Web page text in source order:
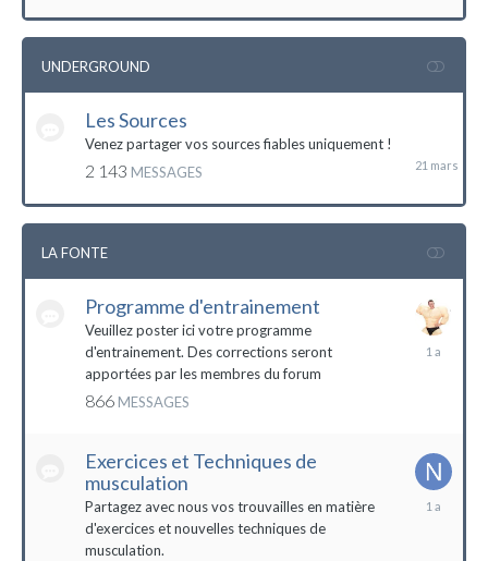
UNDERGROUND
Les Sources
Venez partager vos sources fiables uniquement !
2 143 MESSAGES
LA FONTE
Programme d'entrainement
Veuillez poster ici votre programme
d'entrainement. Des corrections seront
apportées par les membres du forum
866 MESSAGES
20
Exercices et Techniques de
musculation
Partagez avec nous vos trouvailles en matière
d'exercices et nouvelles techniques de
musculation.
25